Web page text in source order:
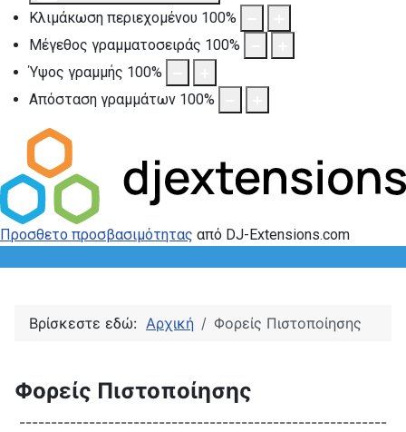
Κλιμάκωση περιεχομένου 100%
Μέγεθος γραμματοσειράς 100%
Ύψος γραμμής 100%
Απόσταση γραμμάτων 100%
Προσθετο προσβασιμότητας από DJ-Extensions.com
Βρίσκεστε εδώ: Αρχική Φορείς Πιστοποίησης
Φορείς Πιστοποίησης
----------------------------------------------------------